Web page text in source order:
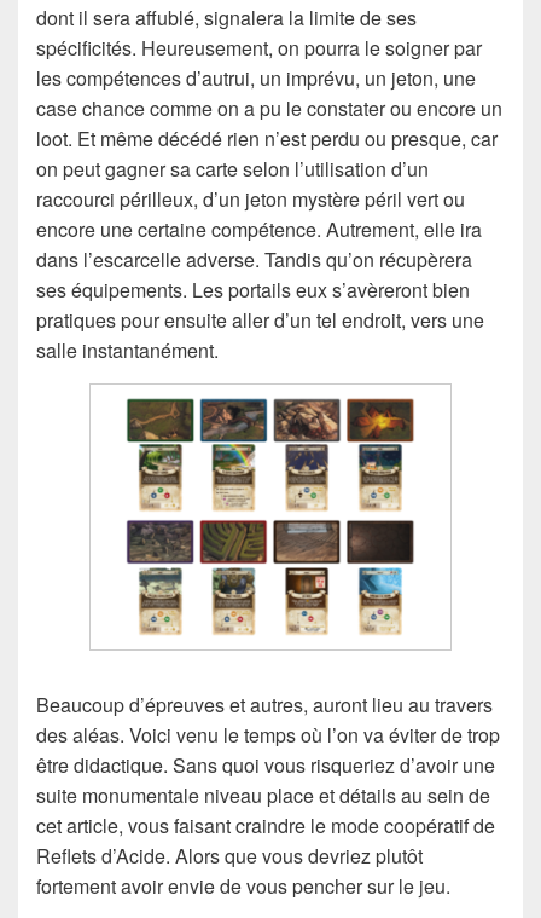
dont il sera affublé, signalera la limite de ses
spécificités. Heureusement, on pourra le soigner par
les compétences d’autrui, un imprévu, un jeton, une
case chance comme on a pu le constater ou encore un
loot. Et même décédé rien n’est perdu ou presque, car
on peut gagner sa carte selon l’utilisation d’un
raccourci périlleux, d’un jeton mystère péril vert ou
encore une certaine compétence. Autrement, elle ira
dans l’escarcelle adverse. Tandis qu’on récupèrera
ses équipements. Les portails eux s’avèreront bien
pratiques pour ensuite aller d’un tel endroit, vers une
salle instantanément.
Beaucoup d’épreuves et autres, auront lieu au travers
des aléas. Voici venu le temps où l’on va éviter de trop
être didactique. Sans quoi vous risqueriez d’avoir une
suite monumentale niveau place et détails au sein de
cet article, vous faisant craindre le mode coopératif de
Reflets d’Acide. Alors que vous devriez plutôt
fortement avoir envie de vous pencher sur le jeu.